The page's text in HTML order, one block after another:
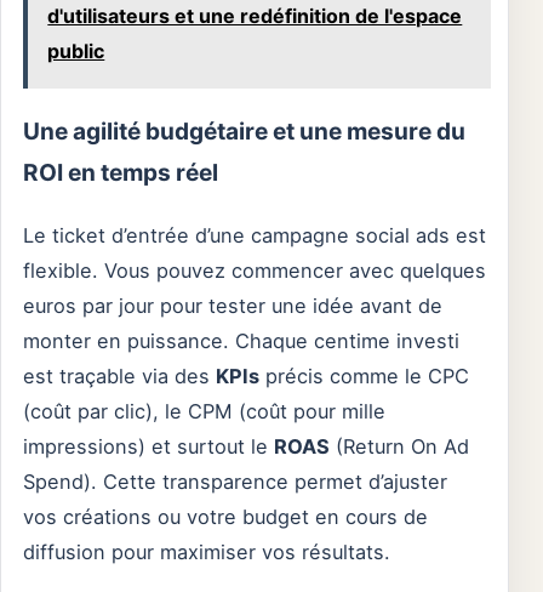
d'utilisateurs et une redéfinition de l'espace
public
Une agilité budgétaire et une mesure du
ROI en temps réel
Le ticket d’entrée d’une campagne social ads est
flexible. Vous pouvez commencer avec quelques
euros par jour pour tester une idée avant de
monter en puissance. Chaque centime investi
est traçable via des KPIs précis comme le CPC
(coût par clic), le CPM (coût pour mille
impressions) et surtout le ROAS (Return On Ad
Spend). Cette transparence permet d’ajuster
vos créations ou votre budget en cours de
diffusion pour maximiser vos résultats.